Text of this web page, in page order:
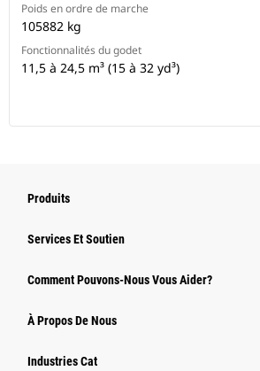
Poids en ordre de marche
105882 kg
Fonctionnalités du godet
11,5 à 24,5 m³ (15 à 32 yd³)
Produits
Services Et Soutien
Comment Pouvons-Nous Vous Aider?
À Propos De Nous
Industries Cat